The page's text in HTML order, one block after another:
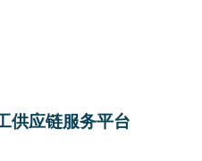
供应链服务平台